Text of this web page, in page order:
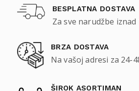
BESPLATNA DOSTAVA
Za sve narudžbe iznad
BRZA DOSTAVA
Na vašoj adresi za 24-
ŠIROK ASORTIMAN